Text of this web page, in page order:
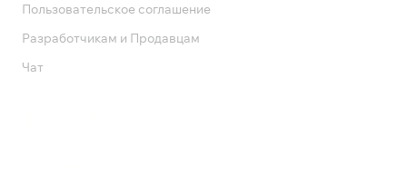
Пользовательское соглашение
Разработчикам и Продавцам
Чат